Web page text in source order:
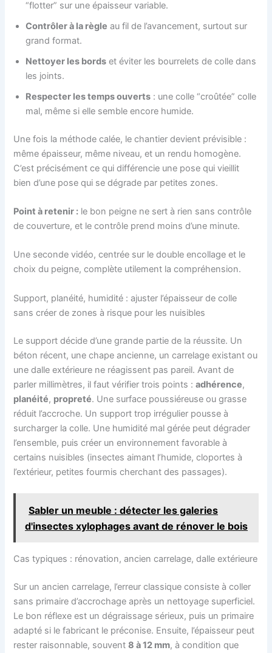
“flotter” sur une épaisseur variable.
Contrôler à la règle au fil de l’avancement, surtout sur
grand format.
Nettoyer les bords et éviter les bourrelets de colle dans
les joints.
Respecter les temps ouverts : une colle “croûtée” colle
mal, même si elle semble encore humide.
Une fois la méthode calée, le chantier devient prévisible :
même épaisseur, même niveau, et un rendu homogène.
C’est précisément ce qui différencie une pose qui vieillit
bien d’une pose qui se dégrade par petites zones.
Point à retenir : le bon peigne ne sert à rien sans contrôle
de couverture, et le contrôle prend moins d’une minute.
Une seconde vidéo, centrée sur le double encollage et le
choix du peigne, complète utilement la compréhension.
Support, planéité, humidité : ajuster l’épaisseur de colle
sans créer de zones à risque pour les nuisibles
Le support décide d’une grande partie de la réussite. Un
béton récent, une chape ancienne, un carrelage existant ou
une dalle extérieure ne réagissent pas pareil. Avant de
parler millimètres, il faut vérifier trois points :adhérence,
planéité, propreté. Une surface poussiéreuse ou grasse
réduit l’accroche. Un support trop irrégulier pousse à
surcharger la colle. Une humidité mal gérée peut dégrader
l’ensemble, puis créer un environnement favorable à
certains nuisibles (insectes aimant l’humide, cloportes à
l’extérieur, petites fourmis cherchant des passages).
Sabler un meuble : détecter les galeries
d'insectes xylophages avant de rénover le bois
Cas typiques : rénovation, ancien carrelage, dalle extérieure
Sur un ancien carrelage, l’erreur classique consiste à coller
sans primaire d’accrochage après un nettoyage superficiel.
Le bon réflexe est un dégraissage sérieux, puis un primaire
adapté si le fabricant le préconise. Ensuite, l’épaisseur peut
rester raisonnable, souvent8 à 12 mm, à condition que